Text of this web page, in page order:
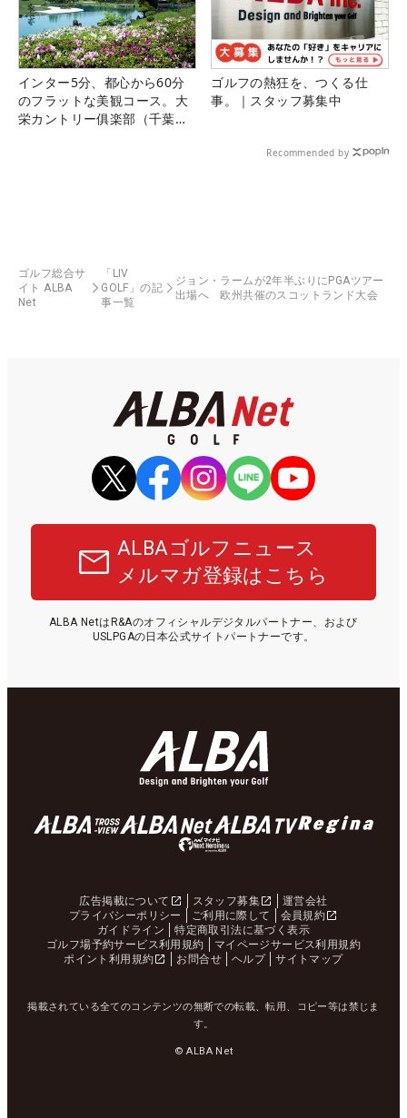
インター5分、都心から60分
のフラットな美観コース。大
栄カントリー俱楽部（千葉
ゴルフの熱狂を、つくる仕
事。｜スタッフ募集中
Recommended by
ゴルフ総合サ
イト ALBA
Net
「LIV
GOLF」の記
事一覧
ジョン・ラームが2年半ぶりにPGAツアー
出場へ 欧州共催のスコットランド大会
ALBAゴルフニュース
メルマガ登録はこちら
ALBA NetはR&Aのオフィシャルデジタルパートナー、および
USLPGAの日本公式サイトパートナーです。
広告掲載について スタッフ募集
運営会社
プライバシーポリシー
ご利用に際して
会員規約
ガイドライン
特定商取引法に基づく表示
ゴルフ場予約サービス利用規約
マイページサービス利用規約
ポイント利用規約
お問合せ ヘルプ サイトマップ
掲載されている全てのコンテンツの無断での転載、転用、コピー等は禁じま
す。
© ALBA Net